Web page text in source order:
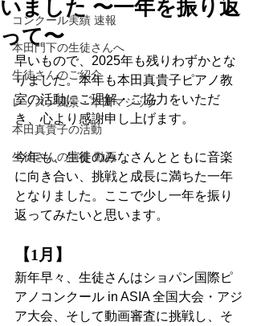
コンクール実績 速報
本田門下の生徒さんへ
生徒さんのご紹介
レッスン風景・本田マジック
本田真貴子の活動
生徒さんの演奏 動画
いました 〜一年を振り返
って〜
早いもので、2025年も残りわずかとな
りました。本年も本田真貴子ピアノ教
室の活動にご理解・ご協力をいただ
き、心より感謝申し上げます。
今年も、生徒のみなさんとともに音楽
に向き合い、挑戦と成長に満ちた一年
となりました。ここで少し一年を振り
返ってみたいと思います。
【1月】
新年早々、生徒さんはショパン国際ピ
アノコンクール in ASIA 全国大会・アジ
ア大会、そして動画審査に挑戦し、そ